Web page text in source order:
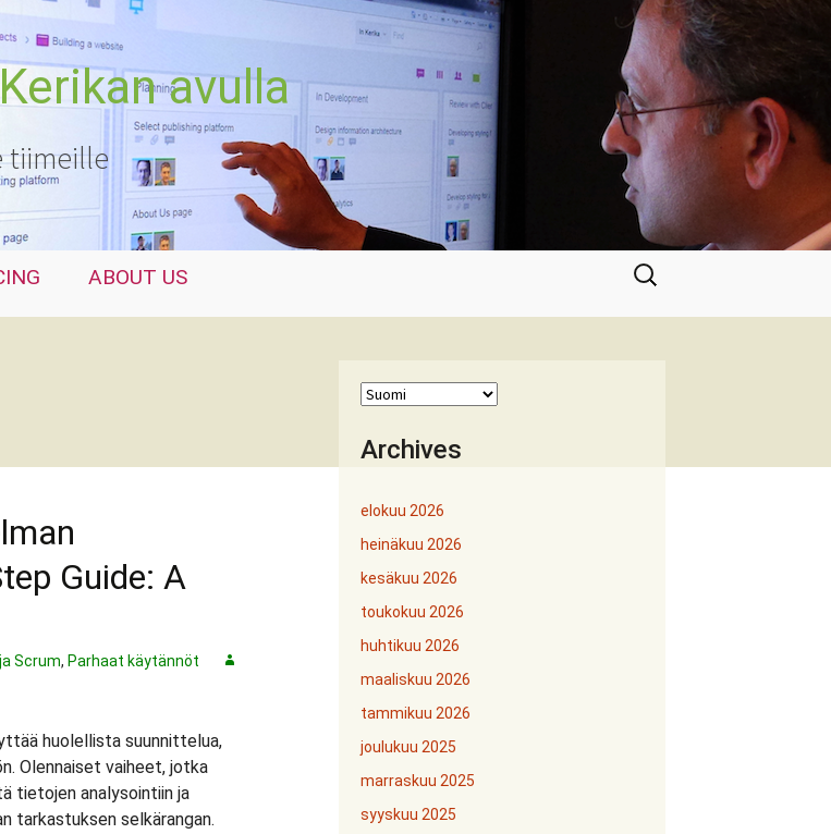
avulla
tiimeille
ABOUT US
Haku:
Guide: A
Scrum, Parhaat käytännöt
huolellista suunnittelua,
Olennaiset vaiheet, jotka
tietojen analysointiin ja
tarkastuksen selkärangan.
Archives
elokuu 2026
heinäkuu 2026
kesäkuu 2026
toukokuu 2026
huhtikuu 2026
maaliskuu 2026
tammikuu 2026
joulukuu 2025
marraskuu 2025
syyskuu 2025